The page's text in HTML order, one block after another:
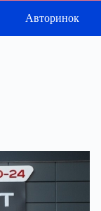
Авторинок